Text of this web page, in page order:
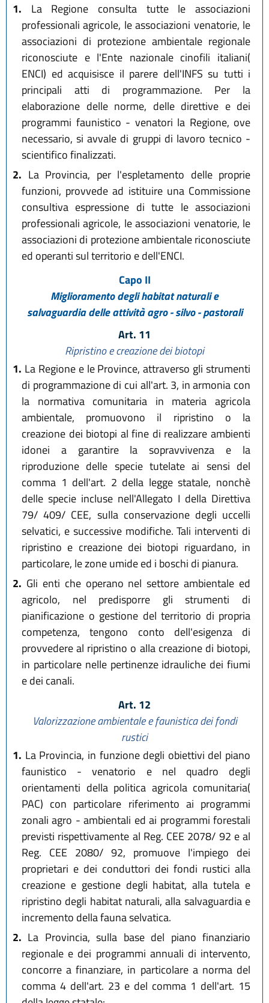
1. La Regione consulta tutte le associazioni
professionali agricole, le associazioni venatorie, le
associazioni di protezione ambientale regionale
riconosciute e l'Ente nazionale cinofili italiani(
ENCI) ed acquisisce il parere dell'INFS su tutti i
principali atti di programmazione. Per la
elaborazione delle norme, delle direttive e dei
programmi faunistico - venatori la Regione, ove
necessario, si avvale di gruppi di lavoro tecnico -
scientifico finalizzati.
2. La Provincia, per l'espletamento delle proprie
funzioni, provvede ad istituire una Commissione
consultiva espressione di tutte le associazioni
professionali agricole, le associazioni venatorie, le
associazioni di protezione ambientale riconosciute
ed operanti sul territorio e dell'ENCI.
Capo II
Miglioramento degli habitat naturali e
salvaguardia delle attività agro - silvo - pastorali
Art. 11
Ripristino e creazione dei biotopi
1. La Regione e le Province, attraverso gli strumenti
di programmazione di cui all'art. 3, in armonia con
la normativa comunitaria in materia agricola
ambientale, promuovono il ripristino o la
creazione dei biotopi al fine di realizzare ambienti
idonei a garantire la sopravvivenza e la
riproduzione delle specie tutelate ai sensi del
comma 1 dell'art. 2 della legge statale, nonchè
delle specie incluse nell'Allegato I della Direttiva
79/ 409/ CEE, sulla conservazione degli uccelli
selvatici, e successive modifiche. Tali interventi di
ripristino e creazione dei biotopi riguardano, in
particolare, le zone umide ed i boschi di pianura.
2. Gli enti che operano nel settore ambientale ed
agricolo, nel predisporre gli strumenti di
pianificazione o gestione del territorio di propria
competenza, tengono conto dell'esigenza di
provvedere al ripristino o alla creazione di biotopi,
in particolare nelle pertinenze idrauliche dei fiumi
e dei canali.
Art. 12
Valorizzazione ambientale e faunistica dei fondi
rustici
1. La Provincia, in funzione degli obiettivi del piano
faunistico - venatorio e nel quadro degli
orientamenti della politica agricola comunitaria(
PAC) con particolare riferimento ai programmi
zonali agro - ambientali ed ai programmi forestali
previsti rispettivamente al Reg. CEE 2078/ 92 e al
Reg. CEE 2080/ 92, promuove l'impiego dei
proprietari e dei conduttori dei fondi rustici alla
creazione e gestione degli habitat, alla tutela e
ripristino degli habitat naturali, alla salvaguardia e
incremento della fauna selvatica.
2. La Provincia, sulla base del piano finanziario
regionale e dei programmi annuali di intervento,
concorre a finanziare, in particolare a norma del
comma 4 dell'art. 23 e del comma 1 dell'art. 15